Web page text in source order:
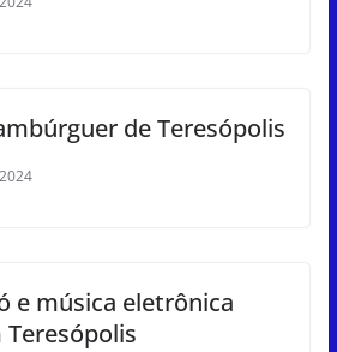
de Teresópolis
e música eletrônica